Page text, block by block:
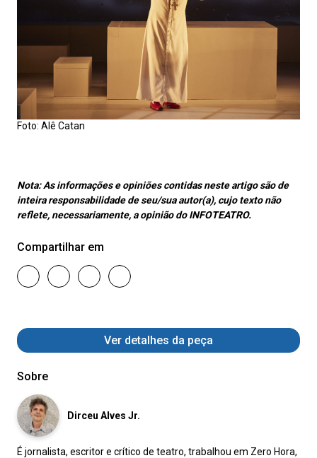
Foto: Alê Catan
Nota:As informações e opiniões contidas neste artigo são de
inteira responsabilidade de seu/sua autor(a), cujo texto não
reflete, necessariamente, a opinião do INFOTEATRO.
Compartilhar em
Ver detalhes da peça
Sobre
Dirceu Alves Jr.
É jornalista, escritor e crítico de teatro, trabalhou em Zero Hora,